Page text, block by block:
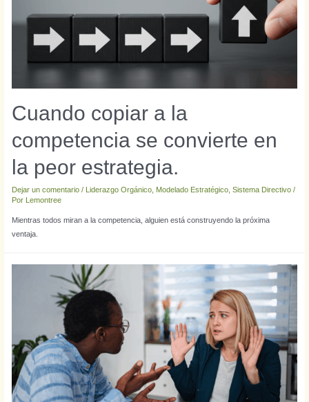
Cuando copiar a la
competencia se convierte en
la peor estrategia.
Dejar un comentario / Liderazgo Orgánico, Modelado Estratégico, Sistema Directivo/
Por
Lemontree
Mientras todos miran a la competencia, alguien está construyendo la próxima
ventaja.